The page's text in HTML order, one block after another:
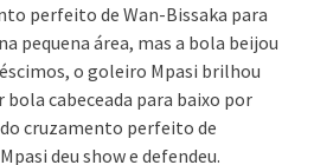
perfeito de Wan-Bissaka para
pequena área, mas a bola beijou
o goleiro Mpasi brilhou
cabeceada para baixo por
cruzamento perfeito de
deu show e defendeu.